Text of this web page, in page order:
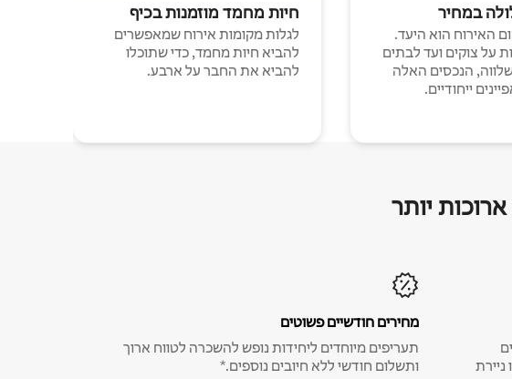
במחיר
האירוח הוא היעד.
על צוקים ועד לבתים
הנכסים האלה
ייחודיים.
חיות מחמד מוזמנות בכיף
לגלות מקומות אירוח שמאפשרים
להביא חיות מחמד, כדי שתוכלו
להביא את החבר על ארבע.
יותר
ניירת
מחירים חודשיים פשוטים
תעריפים מיוחדים ליחידות נופש להשכרה לטווח ארוך
ותשלום חודשי ללא חיובים נוספים.*